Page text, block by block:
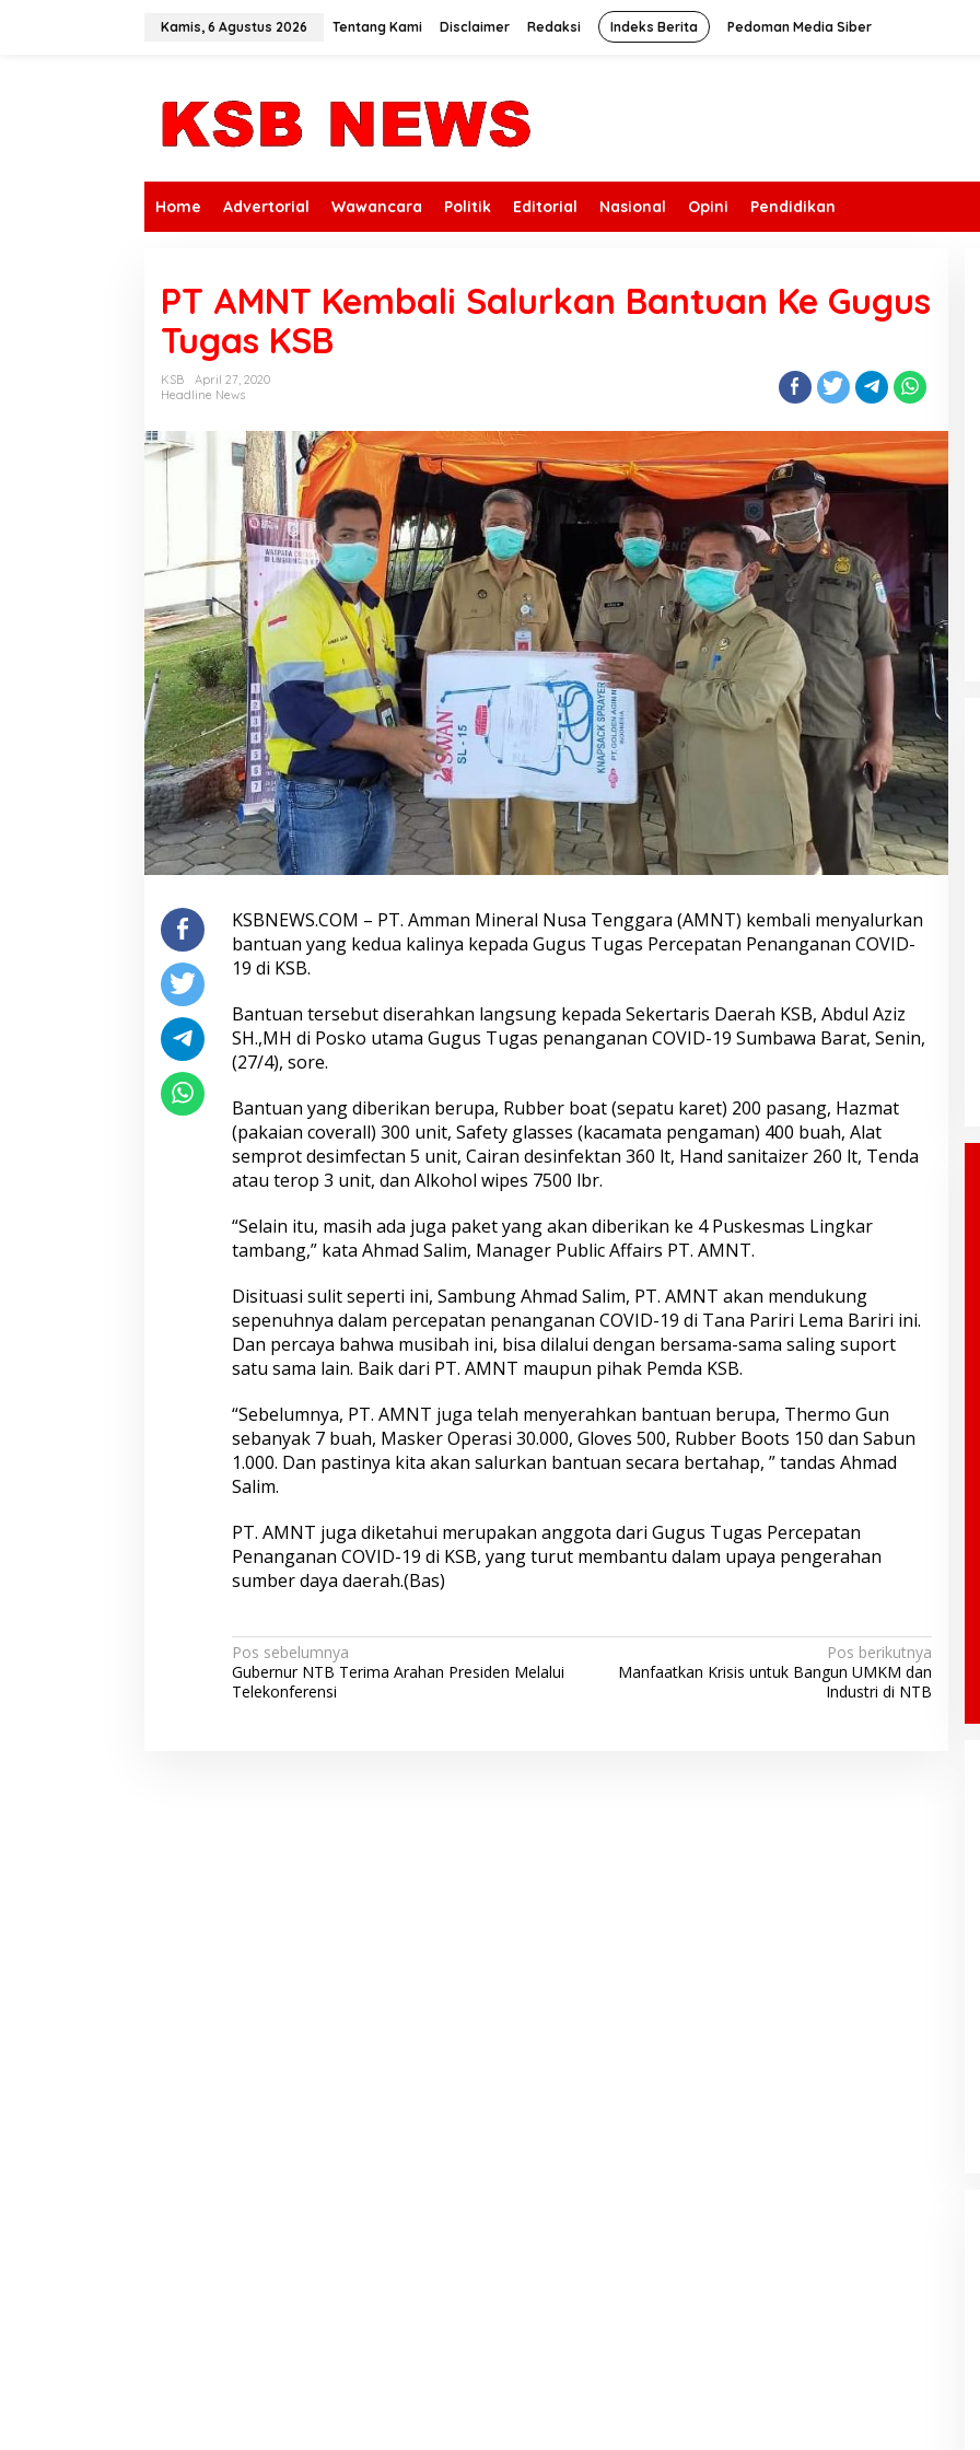
Kamis, 6 Agustus 2026 Tentang Kami Disclaimer Redaksi Indeks Berita Pedoman Media Siber
Home Advertorial Wawancara Politik Editorial Nasional Opini Pendidikan
PT AMNT Kembali Salurkan Bantuan Ke Gugus
Tugas KSB
KSB
April 27, 2020
Headline News
KSBNEWS.COM – PT. Amman Mineral Nusa Tenggara (AMNT) kembali menyalurkan
bantuan yang kedua kalinya kepada Gugus Tugas Percepatan Penanganan COVID-
19 di KSB.
Bantuan tersebut diserahkan langsung kepada Sekertaris Daerah KSB, Abdul Aziz
SH.,MH di Posko utama Gugus Tugas penanganan COVID-19 Sumbawa Barat, Senin,
(27/4), sore.
Bantuan yang diberikan berupa, Rubber boat (sepatu karet) 200 pasang, Hazmat
(pakaian coverall) 300 unit, Safety glasses (kacamata pengaman) 400 buah, Alat
semprot desimfectan 5 unit, Cairan desinfektan 360 lt, Hand sanitaizer 260 lt, Tenda
atau terop 3 unit, dan Alkohol wipes 7500 lbr.
“Selain itu, masih ada juga paket yang akan diberikan ke 4 Puskesmas Lingkar
tambang,” kata Ahmad Salim, Manager Public Affairs PT. AMNT.
Disituasi sulit seperti ini, Sambung Ahmad Salim, PT. AMNT akan mendukung
sepenuhnya dalam percepatan penanganan COVID-19 di Tana Pariri Lema Bariri ini.
Dan percaya bahwa musibah ini, bisa dilalui dengan bersama-sama saling suport
satu sama lain. Baik dari PT. AMNT maupun pihak Pemda KSB.
“Sebelumnya, PT. AMNT juga telah menyerahkan bantuan berupa, Thermo Gun
sebanyak 7 buah, Masker Operasi 30.000, Gloves 500, Rubber Boots 150 dan Sabun
1.000. Dan pastinya kita akan salurkan bantuan secara bertahap, ” tandas Ahmad
Salim.
PT. AMNT juga diketahui merupakan anggota dari Gugus Tugas Percepatan
Penanganan COVID-19 di KSB, yang turut membantu dalam upaya pengerahan
sumber daya daerah.(Bas)
N
a
Pos sebelumnya
Gubernur NTB Terima Arahan Presiden Melalui
Telekonferensi
Pos berikutnya
Manfaatkan Krisis untuk Bangun UMKM dan
Industri di NTB